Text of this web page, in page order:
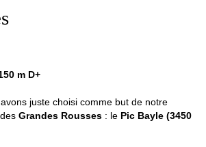
m D+
juste choisi comme but de notre
Grandes Rousses : le Pic Bayle (3450